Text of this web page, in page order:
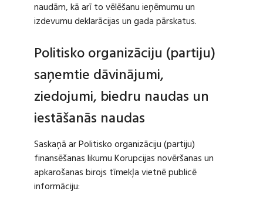
naudām, kā arī to vēlēšanu ieņēmumu un
izdevumu deklarācijas un gada pārskatus.
Politisko organizāciju (partiju)
saņemtie dāvinājumi,
ziedojumi, biedru naudas un
iestāšanās naudas
Saskaņā ar Politisko organizāciju (partiju)
finansēšanas likumu Korupcijas novēršanas un
apkarošanas birojs tīmekļa vietnē publicē
informāciju: